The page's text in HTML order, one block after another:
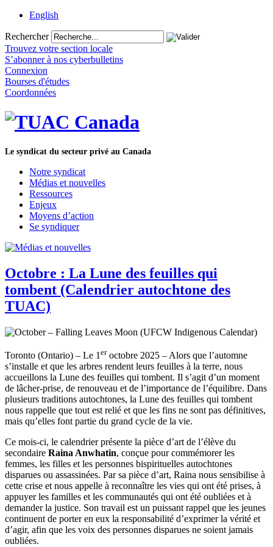
English
Rechercher
Trouvez votre section locale
S’abonner à nos cyberbulletins
Connexion
Bourses d'études
Coordonnées
Le syndicat du secteur privé au Canada
Notre syndicat
Médias et nouvelles
Ressources
Enjeux
Moyens d’action
Se syndiquer
Octobre : La Lune des feuilles qui
tombent (Calendrier autochtone des
TUAC)
Toronto (Ontario) – Le 1 eroctobre 2025 – Alors que l’automne
s’installe et que les arbres rendent leurs feuilles à la terre, nous
accueillons la Lune des feuilles qui tombent. Il s’agit d’un moment
de lâcher-prise, de renouveau et de l’importance de l’équilibre. Dans
plusieurs traditions autochtones, la Lune des feuilles qui tombent
nous rappelle que tout est relié et que les fins ne sont pas définitives,
mais qu’elles font partie du grand cycle de la vie.
Ce mois-ci, le calendrier présente la pièce d’art de l’élève du
secondaire Raina Anwhatin, conçue pour commémorer les
femmes, les filles et les personnes bispirituelles autochtones
disparues ou assassinées. Par sa pièce d’art, Raina nous sensibilise à
cette crise et nous appelle à reconnaître les vies qui ont été prises, à
appuyer les familles et les communautés qui ont été oubliées et à
demander la justice. Son travail est un puissant rappel que les jeunes
continuent de porter en eux la responsabilité d’exprimer la vérité et
d’agir, afin que les voix des personnes disparues ne soient jamais
oubliées.